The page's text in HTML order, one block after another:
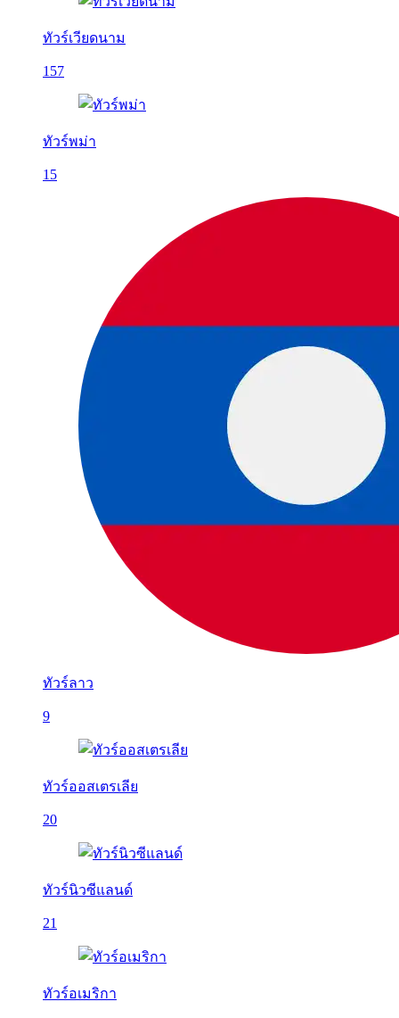
ทัวร์เวียดนาม
157
ทัวร์พม่า
15
ทัวร์ลาว
9
ทัวร์ออสเตรเลีย
20
ทัวร์นิวซีแลนด์
21
ทัวร์อเมริกา